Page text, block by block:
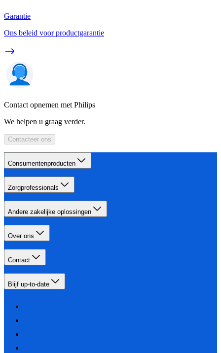
Garantie
Ons beleid voor productgarantie
Contact opnemen met Philips
We helpen u graag verder.
Contacteer ons
Consumentenproducten
Zorgprofessionals
Andere zakelijke oplossingen
Over ons
Contact
Blijf up-to-date